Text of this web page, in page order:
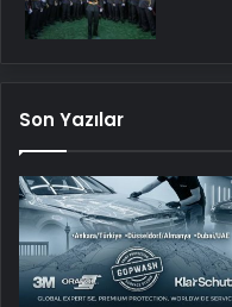
Son Yazılar